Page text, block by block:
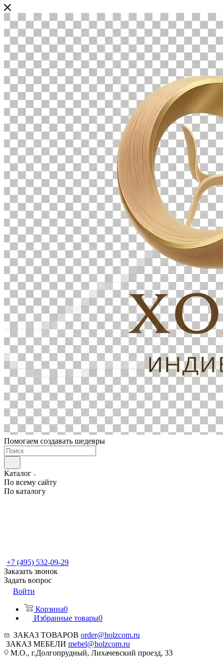
Помогаем создавать шедевры
Каталог
По всему сайту
По каталогу
+7 (495) 532-09-29
Заказать звонок
Задать вопрос
Войти
Корзина0
Избранные товары0
ЗАКАЗ ТОВАРОВ order@holzcom.ru
ЗАКАЗ МЕБЕЛИ mebel@holzcom.ru
М.О., г.Долгопрудный, Лихачевский проезд, 33